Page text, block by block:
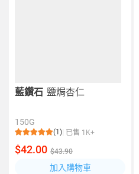
藍鑽石 鹽焗杏仁
150G
(1) 已售 1K+
$42.00 $43.90
加入購物車